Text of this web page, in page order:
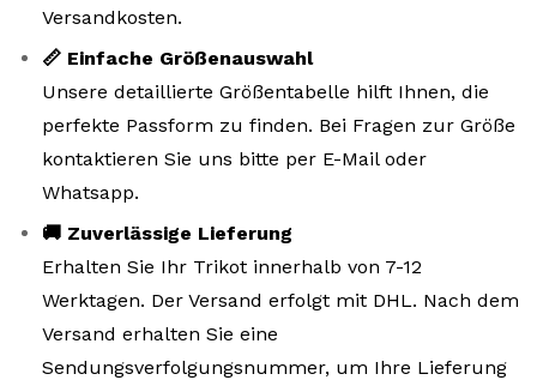
Versandkosten.
📏 Einfache Größenauswahl
Unsere detaillierte Größentabelle hilft Ihnen, die
perfekte Passform zu finden. Bei Fragen zur Größe
kontaktieren Sie uns bitte per E-Mail oder
Whatsapp.
🚚 Zuverlässige Lieferung
Erhalten Sie Ihr Trikot innerhalb von 7-12
Werktagen. Der Versand erfolgt mit DHL. Nach dem
Versand erhalten Sie eine
Sendungsverfolgungsnummer, um Ihre Lieferung